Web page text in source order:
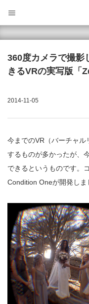
360度カメラで撮
きるVRの実写版「
2014-11-05
今までのVR（バーチャ
するものが多かったが、
できるというものです。
Condition Oneが開発しま